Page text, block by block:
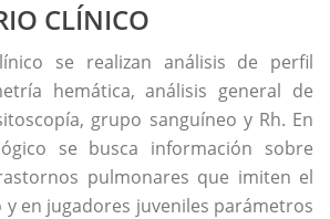
CLÍNICO
se realizan análisis de perfil
hemática, análisis general de
grupo sanguíneo y Rh. En
se busca información sobre
pulmonares que imiten el
en jugadores juveniles parámetros